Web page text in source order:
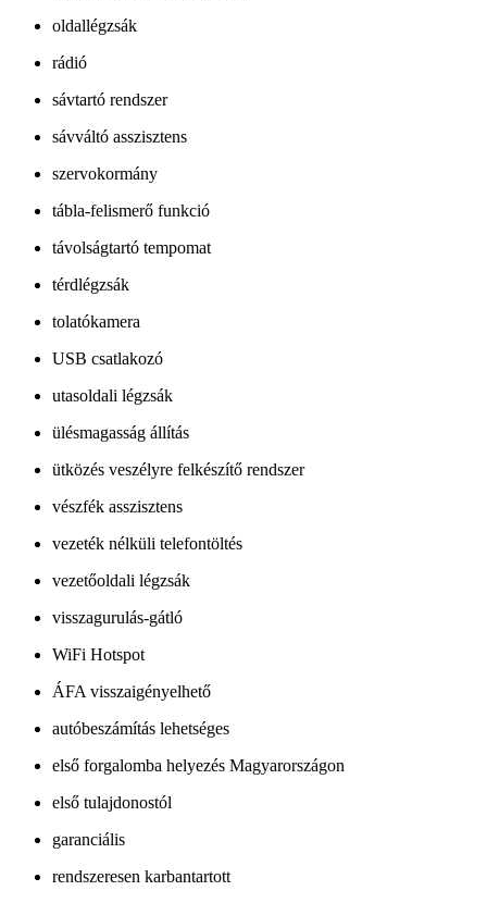
oldallégzsák
rádió
sávtartó rendszer
sávváltó asszisztens
szervokormány
tábla-felismerő funkció
távolságtartó tempomat
térdlégzsák
tolatókamera
USB csatlakozó
utasoldali légzsák
ülésmagasság állítás
ütközés veszélyre felkészítő rendszer
vészfék asszisztens
vezeték nélküli telefontöltés
vezetőoldali légzsák
visszagurulás-gátló
WiFi Hotspot
ÁFA visszaigényelhető
autóbeszámítás lehetséges
első forgalomba helyezés Magyarországon
első tulajdonostól
garanciális
rendszeresen karbantartott